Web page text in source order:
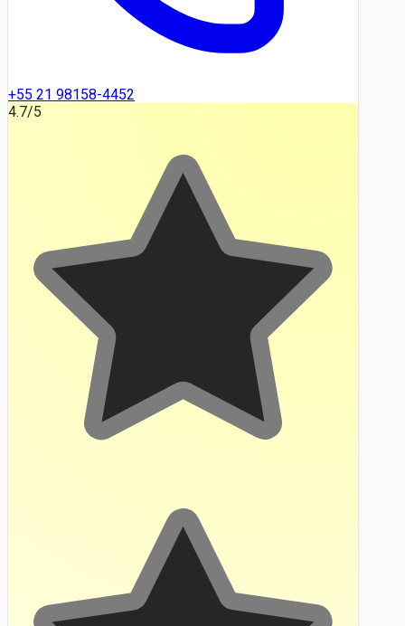
+55 21 98158-4452
4.7/5